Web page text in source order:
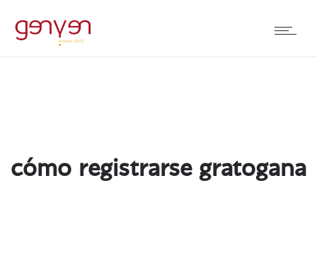
cómo registrarse gratogana